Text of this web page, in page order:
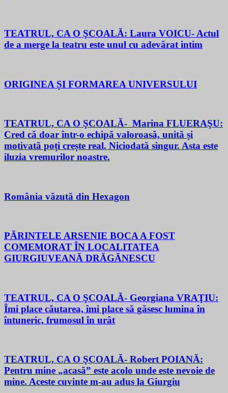
TEATRUL, CA O ŞCOALĂ: Laura VOICU- Actul
de a merge la teatru este unul cu adevărat intim
ORIGINEA ȘI FORMAREA UNIVERSULUI
TEATRUL, CA O ŞCOALĂ- Marina FLUERAŞU:
Cred că doar într-o echipă valoroasă, unită și
motivată poți crește real. Niciodată singur. Asta este
iluzia vremurilor noastre.
România văzută din Hexagon
PĂRINTELE ARSENIE BOCA A FOST
COMEMORAT ÎN LOCALITATEA
GIURGIUVEANĂ DRĂGĂNESCU
TEATRUL, CA O ŞCOALĂ- Georgiana VRAŢIU:
Îmi place căutarea, îmi place să găsesc lumina în
întuneric, frumosul în urât
TEATRUL, CA O ŞCOALĂ- Robert POIANĂ:
Pentru mine „acasă” este acolo unde este nevoie de
mine. Aceste cuvinte m-au adus la Giurgiu